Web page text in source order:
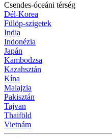
Csendes-óceáni térség
Dél-Korea
Fülöp-szigetek
India
Indonézia
Japán
Kambodzsa
Kazahsztán
Kína
Malajzia
Pakisztán
Tajvan
Thaiföld
Vietnám